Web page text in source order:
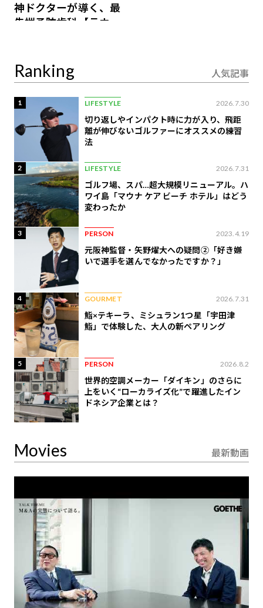
神ドクターが導く、最
先端予防歯科【ラウン
Ranking 人気記事
1 LIFESTYLE 2026.7.30
切り返しやインパクト時に力が入り、飛距
離が伸びないゴルファーにオススメの練習
法
2 LIFESTYLE 2026.7.31
ゴルフ場、スパ…超大規模リニューアル。ハ
ワイ島「マウナ ケア ビーチ ホテル」はどう
変わったか
3 PERSON 2023.4.19
元阪神監督・矢野燿大への疑問②「好き嫌
いで選手を選んでなかったですか？」
4 GOURMET 2026.7.31
鮨×テキーラ、ミシュラン1つ星「宇田津
鮨」で体験した、大人の新ペアリング
5 PERSON 2026.8.2
世界的空調メーカー「ダイキン」のさらに
上をいく“ローカライズ化”で躍進したイン
ドネシア企業とは？
Movies 最新動画